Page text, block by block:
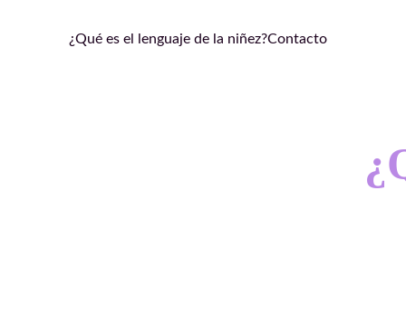
¿Qué es el lenguaje de la niñez?Contacto